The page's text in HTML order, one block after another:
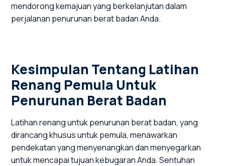
mendorong kemajuan yang berkelanjutan dalam
perjalanan penurunan berat badan Anda.
Kesimpulan Tentang Latihan
Renang Pemula Untuk
Penurunan Berat Badan
Latihan renang untuk penurunan berat badan, yang
dirancang khusus untuk pemula, menawarkan
pendekatan yang menyenangkan dan menyegarkan
untuk mencapai tujuan kebugaran Anda. Sentuhan